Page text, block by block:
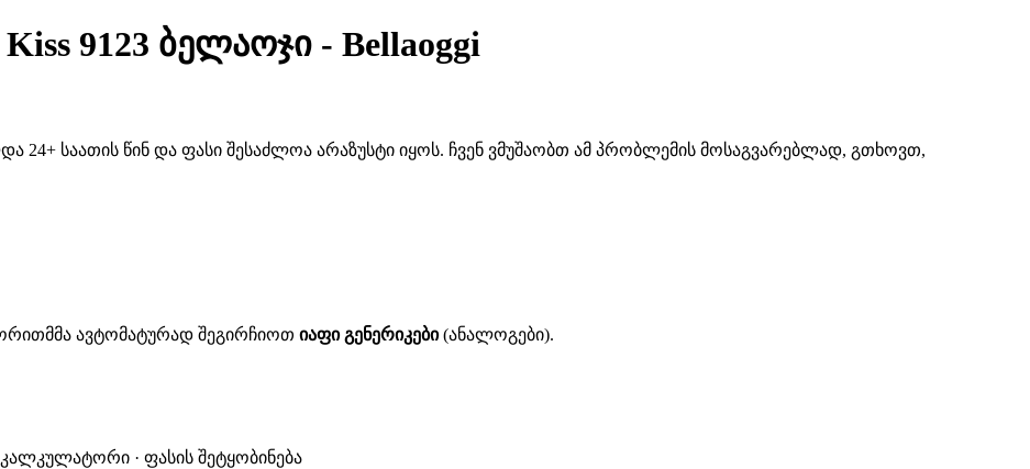
9123 ბელაოჯი - Bellaoggi
24+ საათის წინ და ფასი შესაძლოა არაზუსტი იყოს. ჩვენ ვმუშაობთ ამ პრობლემის მოსაგვარებლად, გთხოვთ,
ავტომატურად შეგირჩიოთ იაფი გენერიკები(ანალოგები).
· ფასის შეტყობინება